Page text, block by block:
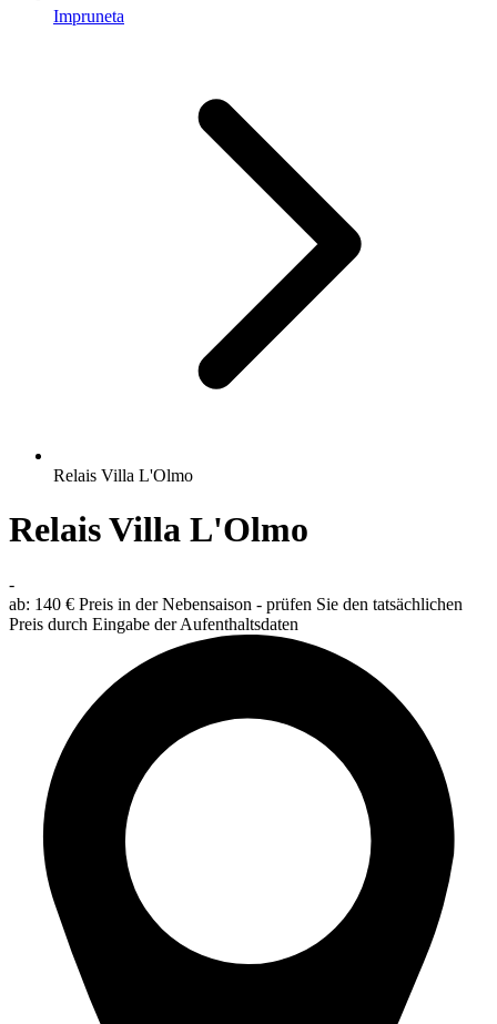
Impruneta
Relais Villa L'Olmo
Relais Villa L'Olmo
-
ab: 140 € Preis in der Nebensaison - prüfen Sie den tatsächlichen
Preis durch Eingabe der Aufenthaltsdaten